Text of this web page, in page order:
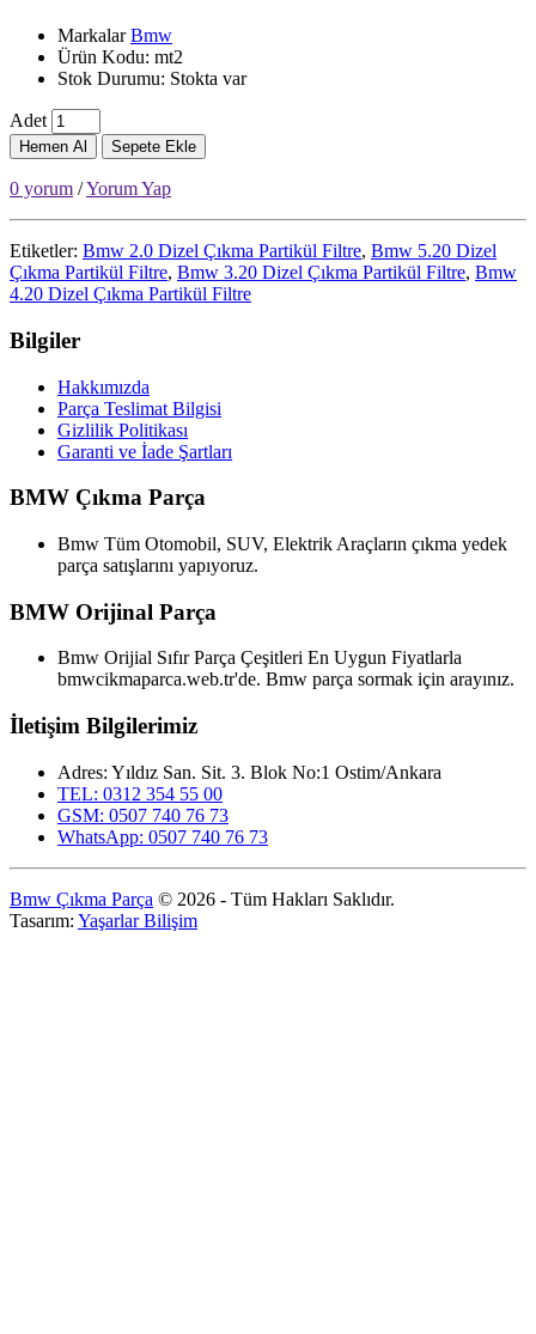
MarkalarBmw
Ürün Kodu: mt2
Stok Durumu: Stokta var
Adet
Hemen Al Sepete Ekle
0 yorum /Yorum Yap
Etiketler: Bmw 2.0 Dizel Çıkma Partikül Filtre, Bmw 5.20 Dizel
Çıkma Partikül Filtre, Bmw 3.20 Dizel Çıkma Partikül Filtre, Bmw
4.20 Dizel Çıkma Partikül Filtre
Bilgiler
Hakkımızda
Parça Teslimat Bilgisi
Gizlilik Politikası
Garanti ve İade Şartları
BMW Çıkma Parça
Bmw Tüm Otomobil, SUV, Elektrik Araçların çıkma yedek
parça satışlarını yapıyoruz.
BMW Orijinal Parça
Bmw Orijial Sıfır Parça Çeşitleri En Uygun Fiyatlarla
bmwcikmaparca.web.tr'de. Bmw parça sormak için arayınız.
İletişim Bilgilerimiz
Adres: Yıldız San. Sit. 3. Blok No:1 Ostim/Ankara
TEL: 0312 354 55 00
GSM: 0507 740 76 73
WhatsApp: 0507 740 76 73
Bmw Çıkma Parça © 2026 - Tüm Hakları Saklıdır.
Tasarım: Yaşarlar Bilişim